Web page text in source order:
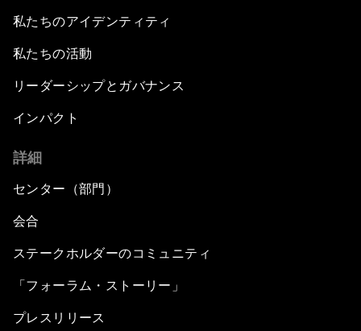
私たちのアイデンティティ
私たちの活動
リーダーシップとガバナンス
インパクト
詳細
センター（部門）
会合
ステークホルダーのコミュニティ
「フォーラム・ストーリー」
プレスリリース